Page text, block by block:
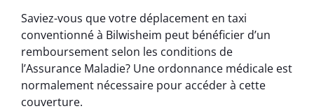
Saviez-vous que votre déplacement en taxi
conventionné à Bilwisheim peut bénéficier d’un
remboursement selon les conditions de
l’Assurance Maladie? Une ordonnance médicale est
normalement nécessaire pour accéder à cette
couverture.